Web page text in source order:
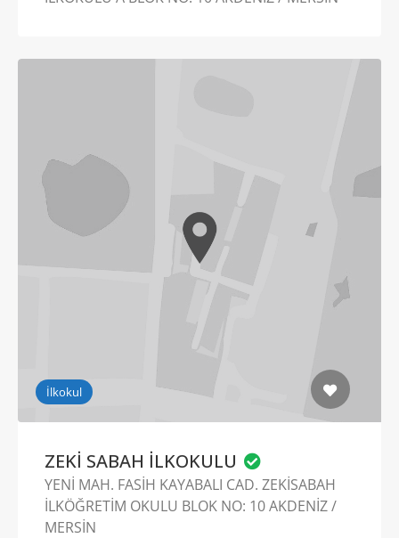
İlkokul
ZEKİ SABAH İLKOKULU
YENİ MAH. FASİH KAYABALI CAD. ZEKİSABAH
İLKÖĞRETİM OKULU BLOK NO: 10 AKDENİZ /
MERSİN